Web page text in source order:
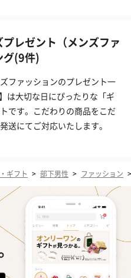
レゼント（メンズファ
グ(9件)
ファッションのプレゼント一
は大切な日にぴったりな「ギ
です。こだわりの商品をこだ
送にてご対応いたします。
ギフト > 部下男性 > ファッション